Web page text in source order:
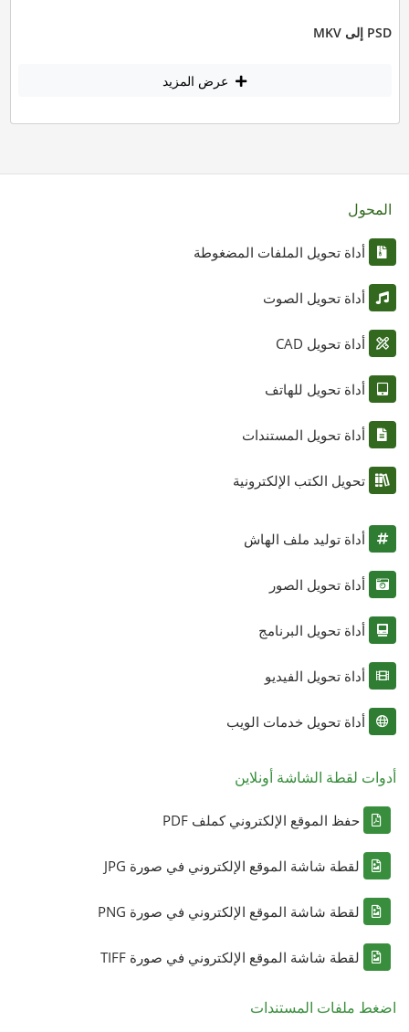
PSD إلى MKV
عرض المزيد
المحول
أداة تحويل الملفات المضغوطة
أداة تحويل الصوت
أداة تحويل CAD
أداة تحويل للهاتف
أداة تحويل المستندات
تحويل الكتب الإلكترونية
أداة توليد ملف الهاش
أداة تحويل الصور
أداة تحويل البرنامج
أداة تحويل الفيديو
أداة تحويل خدمات الويب
أدوات لقطة الشاشة أونلاين
حفظ الموقع الإلكتروني كملف PDF
لقطة شاشة الموقع الإلكتروني في صورة JPG
لقطة شاشة الموقع الإلكتروني في صورة PNG
لقطة شاشة الموقع الإلكتروني في صورة TIFF
اضغط ملفات المستندات